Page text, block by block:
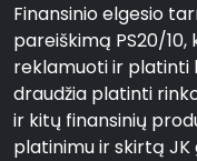
Finansinio elgesio
pareiškimą PS20/
reklamuoti ir platinti
draudžia platinti
ir kitų finansinių
platinimu ir skirtą